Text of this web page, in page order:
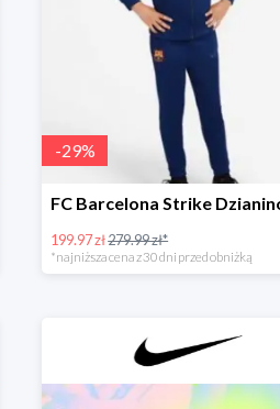
-29%
199.97 zł279.99 zł*
*najniższa cena z 30 dni przed obniżką